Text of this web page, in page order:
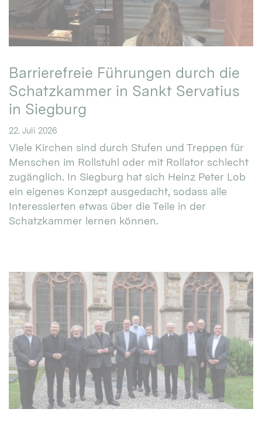
Barrierefreie Führungen durch die
Schatzkammer in Sankt Servatius
in Siegburg
22. Juli 2026
Viele Kirchen sind durch Stufen und Treppen für
Menschen im Rollstuhl oder mit Rollator schlecht
zugänglich. In Siegburg hat sich Heinz Peter Lob
ein eigenes Konzept ausgedacht, sodass alle
Interessierten etwas über die Teile in der
Schatzkammer lernen können.